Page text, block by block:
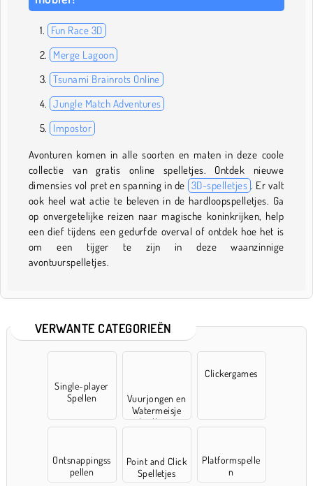
Fun Race 3D
Merge Lagoon
Tsunami Brainrots Online
Jungle Match Adventures
Impostor
Avonturen komen in alle soorten en maten in deze coole
collectie van gratis online spelletjes. Ontdek nieuwe
dimensies vol pret en spanning in de 3D-spelletjes . Er valt
ook heel wat actie te beleven in de hardloopspelletjes. Ga
op onvergetelijke reizen naar magische koninkrijken, help
een dief tijdens een gedurfde overval of ontdek hoe het is
om een tijger te zijn in deze waanzinnige
avontuurspelletjes.
VERWANTE CATEGORIEËN
Single-player
Spellen
Vuurjongen en
Watermeisje
Spelletjes
Clickergames
Ontsnappingss
pellen
Point and Click
Spelletjes
Platformspelle
n